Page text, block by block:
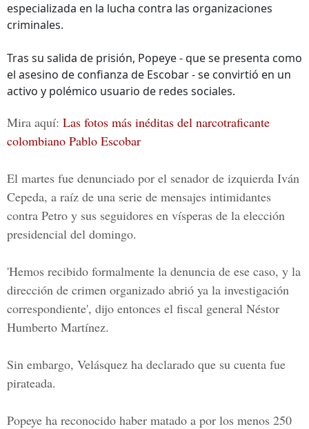
especializada en la lucha contra las organizaciones
criminales.
Tras su salida de prisión, Popeye - que se presenta como
el asesino de confianza de Escobar - se convirtió en un
activo y polémico usuario de redes sociales.
Mira aquí: Las fotos más inéditas del narcotraficante
colombiano Pablo Escobar
El martes fue denunciado por el senador de izquierda Iván
Cepeda, a raíz de una serie de mensajes intimidantes
contra Petro y sus seguidores en vísperas de la elección
presidencial del domingo.
'Hemos recibido formalmente la denuncia de ese caso, y la
dirección de crimen organizado abrió ya la investigación
correspondiente', dijo entonces el fiscal general Néstor
Humberto Martínez.
Sin embargo, Velásquez ha declarado que su cuenta fue
pirateada.
Popeye ha reconocido haber matado a por los menos 250